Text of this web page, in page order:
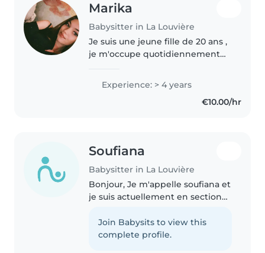
Marika
Babysitter in La Louvière
Je suis une jeune fille de 20 ans ,
je m'occupe quotidiennement
qu'il est petit ayant une maman
malade je participe aussi au
Experience: > 4 years
€10.00/hr
Soufiana
Babysitter in La Louvière
Bonjour, Je m'appelle soufiana et
je suis actuellement en section
bien-être des enfants, je propose
mes services de baby-sitting à La
Join Babysits to view this
complete profile.